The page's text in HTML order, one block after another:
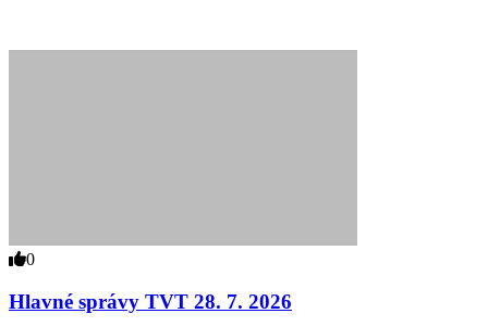
0
Hlavné správy TVT 28. 7. 2026